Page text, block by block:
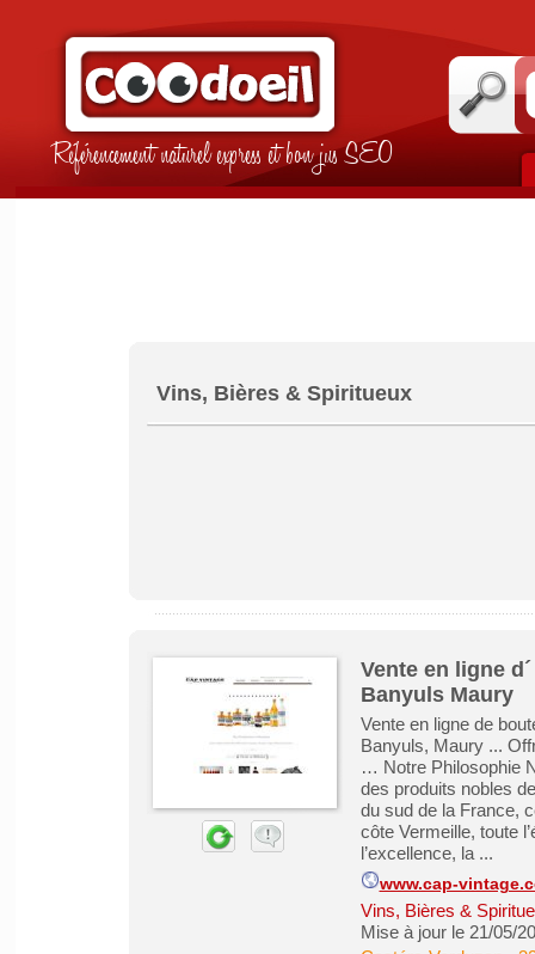
Référencement naturel express et bon jus SEO
Vins, Bières & Spiritueux
Vente en ligne
Banyuls Maury
Vente en ligne de
Banyuls, Maury ...
… Notre Philosophie
des produits nobles
du sud de la France,
côte Vermeille, toute
l’excellence, la ...
www.cap-
Vins, Bières &
Mise à jour le 21/05/